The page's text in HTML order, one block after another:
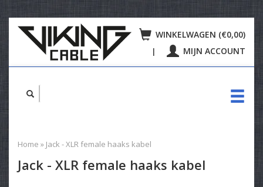
WINKELWAGEN (€0,00)
| MIJN ACCOUNT
Home » Jack - XLR female haaks kabel
Jack - XLR female haaks kabel